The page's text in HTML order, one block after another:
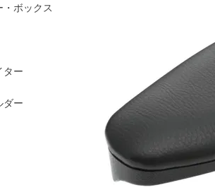
・ボックス
ター
ダー